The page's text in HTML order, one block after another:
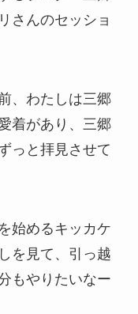
さんのセッショ
、わたしは三郷
着があり、三郷
っと拝見させて
始めるキッカケ
を見て、引っ越
もやりたいなー